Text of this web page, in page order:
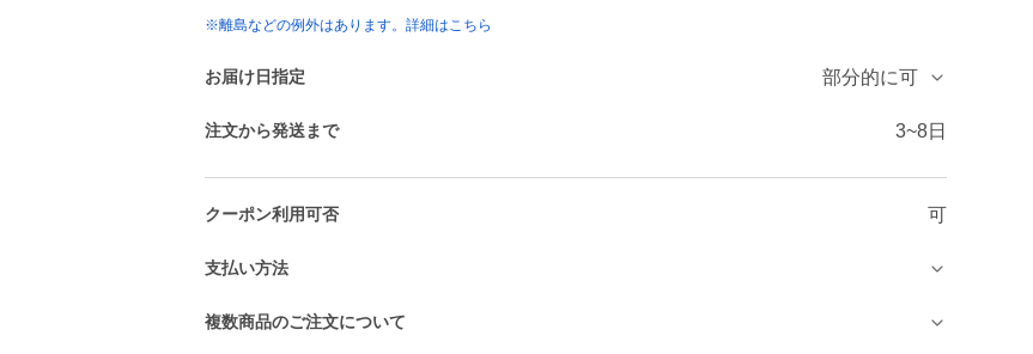
※離島などの例外はあります。詳細はこちら
お届け日指定 部分的に可
注文から発送まで 3~8日
クーポン利用可否 可
支払い方法
複数商品のご注文について